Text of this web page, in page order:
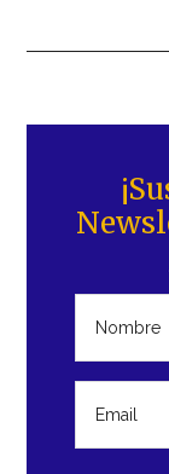
lateral